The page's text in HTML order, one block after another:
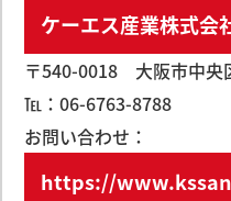
ケーエス産業株式会
〒540-0018 大阪市中央
℡：06-6763-8788
お問い合わせ：
https://